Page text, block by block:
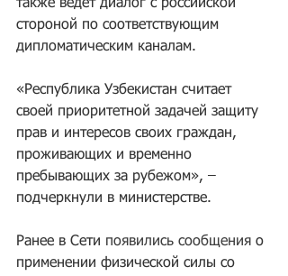
также ведет диалог с российской
стороной по соответствующим
дипломатическим каналам.
«Республика Узбекистан считает
своей приоритетной задачей защиту
прав и интересов своих граждан,
проживающих и временно
пребывающих за рубежом», –
подчеркнули в министерстве.
Ранее в Сети появились сообщения о
применении физической силы со